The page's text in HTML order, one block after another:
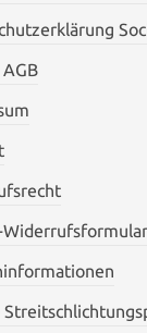
Widerrufsformular